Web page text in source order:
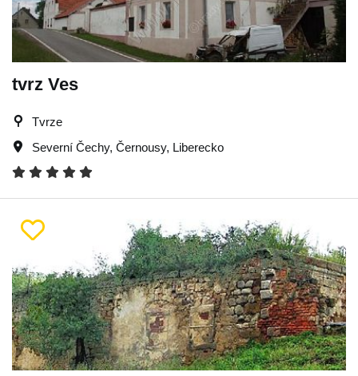
tvrz Ves
Tvrze
Severní Čechy, Černousy, Liberecko